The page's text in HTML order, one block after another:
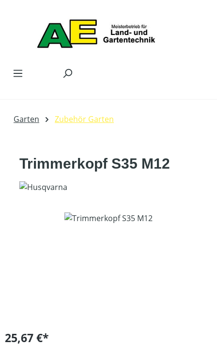
Garten Zubehör Garten
Trimmerkopf S35 M12
Bildergalerie überspringen
25,67 €*